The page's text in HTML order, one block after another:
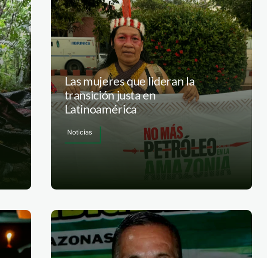
Las mujeres que lideran la
transición justa en
Latinoamérica
Noticias